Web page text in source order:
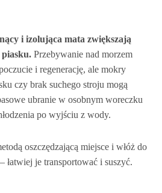
i izolująca mata zwiększają
Przebywanie nad morzem
i regenerację, ale mokry
czy brak suchego stroju mogą
ubranie w osobnym woreczku
po wyjściu z wody.
oszczędzającą miejsce i włóż do
je transportować i suszyć.